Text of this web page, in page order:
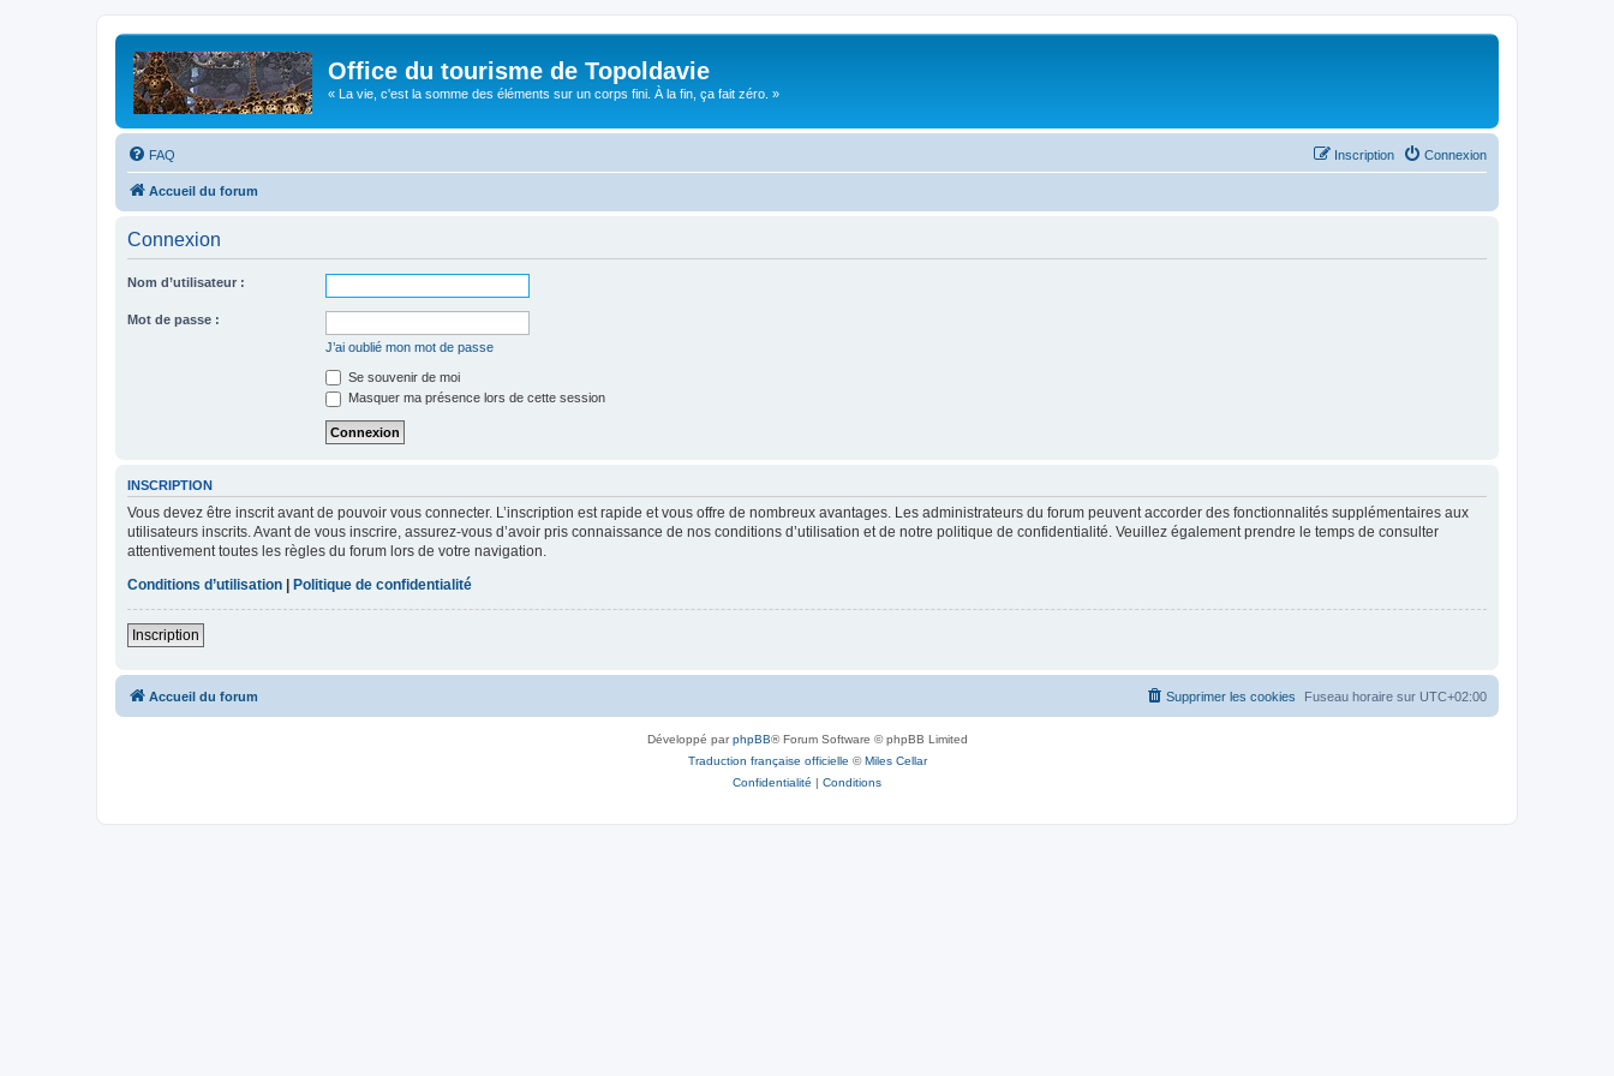
Office du tourisme de Topoldavie
« La vie, c'est la somme des éléments sur un corps fini. À la fin, ça fait zéro. »
FAQ Connexion
Inscription
Accueil du forum
Connexion
Nom d’utilisateur :
Mot de passe :
J’ai oublié mon mot de passe
Se souvenir de moi
Masquer ma présence lors de cette session
INSCRIPTION
Vous devez être inscrit avant de pouvoir vous connecter. L’inscription est rapide et vous offre de nombreux avantages. Les administrateurs du forum peuvent accorder des fonctionnalités supplémentaires aux
utilisateurs inscrits. Avant de vous inscrire, assurez-vous d’avoir pris connaissance de nos conditions d’utilisation et de notre politique de confidentialité. Veuillez également prendre le temps de consulter
attentivement toutes les règles du forum lors de votre navigation.
Conditions d’utilisation
Politique de confidentialité
Inscription
Accueil du forum Fuseau horaire sur UTC+02:00
Supprimer les cookies
Développé parphpBB® Forum Software © phpBB Limited
Traduction française officielle ©Miles Cellar
Confidentialité | Conditions